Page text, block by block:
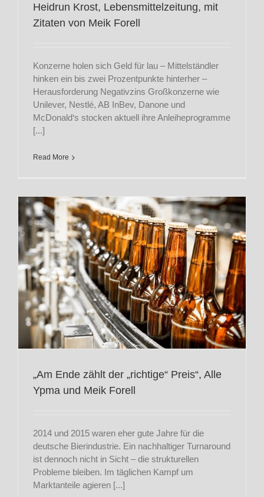
Heidrun Krost, Lebensmittelzeitung, mit
Zitaten von Meik Forell
Konzerne holen sich Geld für lau – Mittelständler
hinken ein bis zwei Prozentpunkte hinterher –
Herausforderung Negativzins Großkonzerne wie
Unilever, Nestlé, AB InBev, Danone und
McDonald‘s stocken aktuell ihre Anleiheprogramme
[...]
Read More
„Am Ende zählt der „richtige“ Preis“, Alle
Ypma und Meik Forell
2014 und 2015 waren eher gute Jahre für die
deutsche Bierindustrie. Ein nachhaltiger Turnaround
ist dennoch nicht in Sicht – die strukturellen
Probleme bleiben. Im täglichen Kampf um
Marktanteile agieren [...]